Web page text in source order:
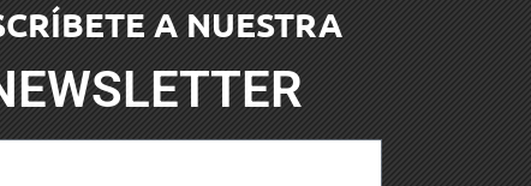
A NUESTRA